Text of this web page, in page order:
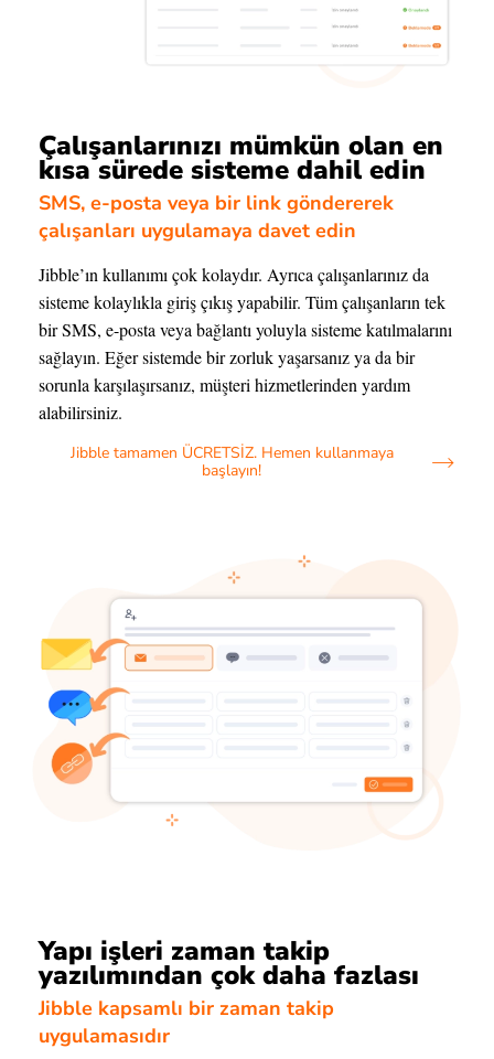
Çalışanlarınızı mümkün olan en
kısa sürede sisteme dahil edin
SMS, e-posta veya bir link göndererek
çalışanları uygulamaya davet edin
Jibble’ın kullanımı çok kolaydır. Ayrıca çalışanlarınız da
sisteme kolaylıkla giriş çıkış yapabilir. Tüm çalışanların tek
bir SMS, e-posta veya bağlantı yoluyla sisteme katılmalarını
sağlayın. Eğer sistemde bir zorluk yaşarsanız ya da bir
sorunla karşılaşırsanız, müşteri hizmetlerinden yardım
alabilirsiniz.
Jibble tamamen ÜCRETSİZ. Hemen kullanmaya
başlayın!
Yapı işleri zaman takip
yazılımından çok daha fazlası
Jibble kapsamlı bir zaman takip
uygulamasıdır